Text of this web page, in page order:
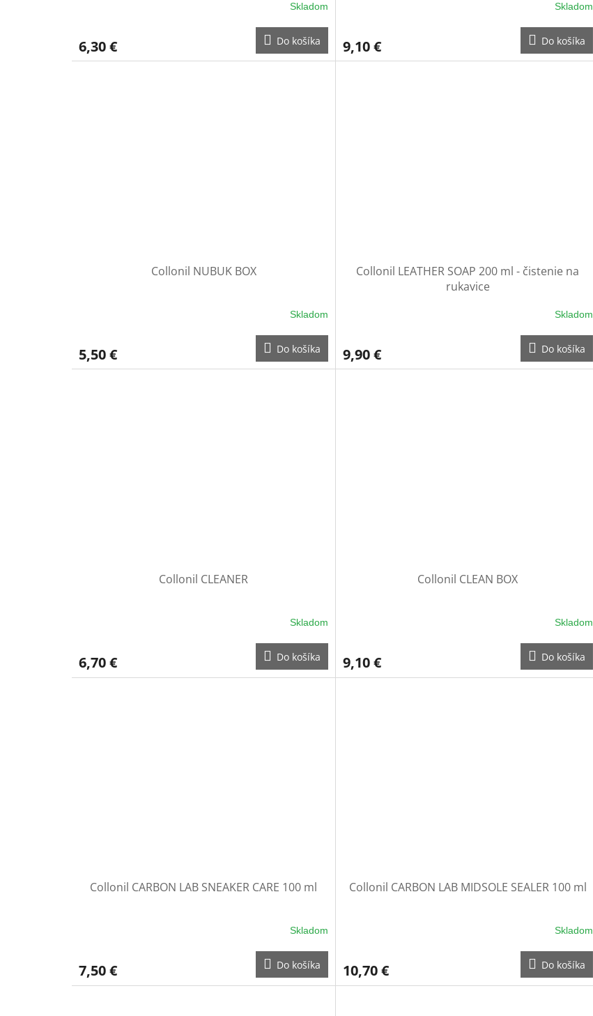
Skladom
6,30 € Do košíka
Skladom
9,10 € Do košíka
Collonil NUBUK BOX
Skladom
5,50 € Do košíka
Collonil LEATHER SOAP 200 ml - čistenie na
rukavice
Skladom
9,90 € Do košíka
Collonil CLEANER
Skladom
6,70 € Do košíka
Collonil CLEAN BOX
Skladom
9,10 € Do košíka
Collonil CARBON LAB SNEAKER CARE 100 ml
Skladom
7,50 € Do košíka
Collonil CARBON LAB MIDSOLE SEALER 100 ml
Skladom
10,70 € Do košíka